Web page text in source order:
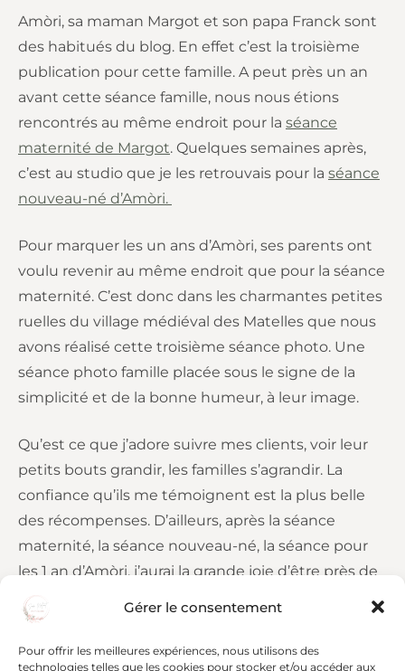
Gérer le consentement
Pour offrir les meilleures expériences, nous utilisons des
technologies telles que les cookies pour stocker et/ou accéder aux
Amòri, sa maman Margot et son papa Franck sont
des habitués du blog. En effet c’est la troisième
publication pour cette famille. A peut près un an
avant cette séance famille, nous nous étions
rencontrés au même endroit pour la séance
maternité de Margot. Quelques semaines après,
c’est au studio que je les retrouvais pour la séance
nouveau-né d’Amòri.
Pour marquer les un ans d’Amòri, ses parents ont
voulu revenir au même endroit que pour la séance
maternité. C’est donc dans les charmantes petites
ruelles du village médiéval des Matelles que nous
avons réalisé cette troisième séance photo. Une
séance photo famille placée sous le signe de la
simplicité et de la bonne humeur, à leur image.
Qu’est ce que j’adore suivre mes clients, voir leur
petits bouts grandir, les familles s’agrandir. La
confiance qu’ils me témoignent est la plus belle
des récompenses. D’ailleurs, après la séance
maternité, la séance nouveau-né, la séance pour
les 1 an d’Amòri, j’aurai la grande joie d’être près de
cette famille cet été pour le mariage de Margot et
Franck!